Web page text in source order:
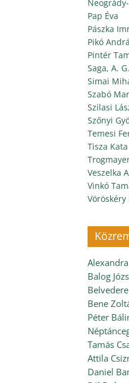
Pap Éva
Pászka
Pikó
Pintér
Saga, A. G.
Simai
Szabó
Szilasi
Szőnyi
Temesi
Tisza Kata
Veszelka
Vinkó
Vöröskéry
Balog
Bene
Péter
Tamás
Attila
Daniel